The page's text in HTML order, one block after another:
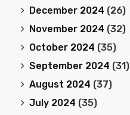
December 2024 (26)
November 2024 (32)
October 2024 (35)
September 2024 (31)
August 2024 (37)
July 2024 (35)